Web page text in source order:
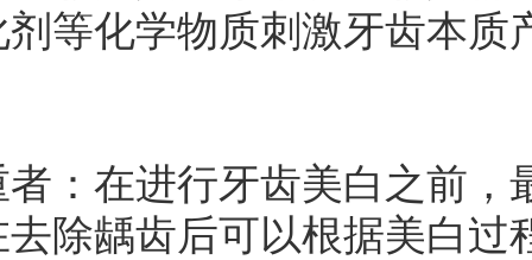
等化学物质刺激牙齿本质
在进行牙齿美白之前，
除龋齿后可以根据美白过